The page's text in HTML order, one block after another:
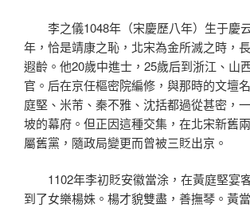
李之儀1048年（宋慶歷八年）生于慶
年，恰是靖康之恥，北宋為金所滅之時，
遐齡。他20歲中進士，25歲后到浙江、山
官。后在京任樞密院編修，與那時的文壇
庭堅、米芾、秦不雅、沈括都過從甚密，
坡的幕府。但正因這種交集，在北宋新舊
屬舊黨，隨政局變更而曾被三貶出京。
1102年李初貶安徽當涂，在黃庭堅宴
到了女樂楊姝。楊才貌雙盡，善撫琴。黃